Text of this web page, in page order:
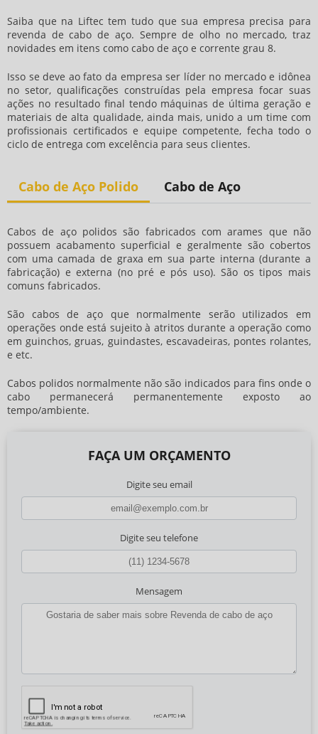
Saiba que na Liftec tem tudo que sua empresa precisa para
revenda de cabo de aço. Sempre de olho no mercado, traz
novidades em itens como cabo de aço e corrente grau 8.
Isso se deve ao fato da empresa ser líder no mercado e idônea
no setor, qualificações construídas pela empresa focar suas
ações no resultado final tendo máquinas de última geração e
materiais de alta qualidade, ainda mais, unido a um time com
profissionais certificados e equipe competente, fecha todo o
ciclo de entrega com excelência para seus clientes.
Cabo de Aço Polido Cabo de Aço
Cabos de aço polidos são fabricados com arames que não
possuem acabamento superficial e geralmente são cobertos
com uma camada de graxa em sua parte interna (durante a
fabricação) e externa (no pré e pós uso). São os tipos mais
comuns fabricados.
São cabos de aço que normalmente serão utilizados em
operações onde está sujeito à atritos durante a operação como
em guinchos, gruas, guindastes, escavadeiras, pontes rolantes,
e etc.
Cabos polidos normalmente não são indicados para fins onde o
cabo permanecerá permanentemente exposto ao
tempo/ambiente.
FAÇA UM ORÇAMENTO
Digite seu email
Digite seu telefone
Mensagem